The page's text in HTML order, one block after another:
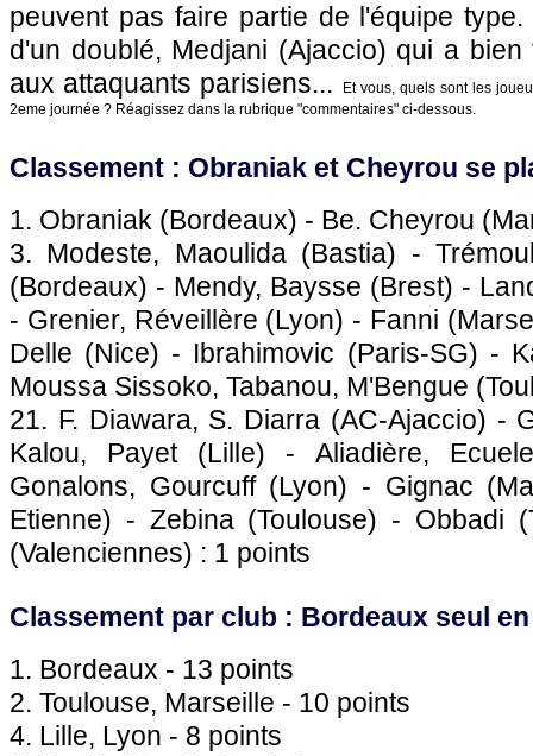
peuvent pas faire partie de l'équipe
d'un doublé, Medjani (Ajaccio) qui a
aux attaquants parisiens...
Et vous, quels sont les
2eme journée ? Réagissez dans la rubrique "commentaires" ci-dessous.
Classement : Obraniak et Cheyrou se
1. Obraniak (Bordeaux) - Be. Cheyrou (
3. Modeste, Maoulida (Bastia) -
(Bordeaux) - Mendy, Baysse (Brest) -
- Grenier, Réveillère (Lyon) - Fanni (
Delle (Nice) - Ibrahimovic (Paris-SG) -
Moussa Sissoko, Tabanou, M'Bengue (
21. F. Diawara, S. Diarra (AC-Ajaccio) -
Kalou, Payet (Lille) - Aliadière,
Gonalons, Gourcuff (Lyon) - Gignac (
Etienne) - Zebina (Toulouse) - Obbadi
(Valenciennes) : 1 points
Classement par club : Bordeaux seul
1. Bordeaux - 13 points
2. Toulouse, Marseille - 10 points
4. Lille, Lyon - 8 points